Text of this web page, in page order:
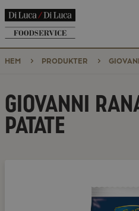
HEM PRODUKTER
GIOVANNI
PATATE